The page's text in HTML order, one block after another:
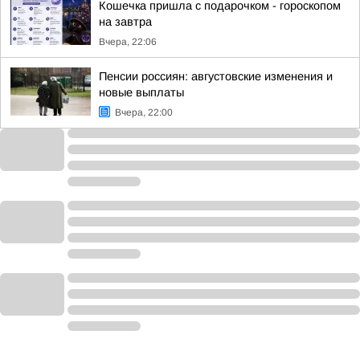
Кошечка пришла с подарочком - гороскопом
на завтра
Вчера, 22:06
Пенсии россиян: августовские изменения и
новые выплаты
Вчера, 22:00